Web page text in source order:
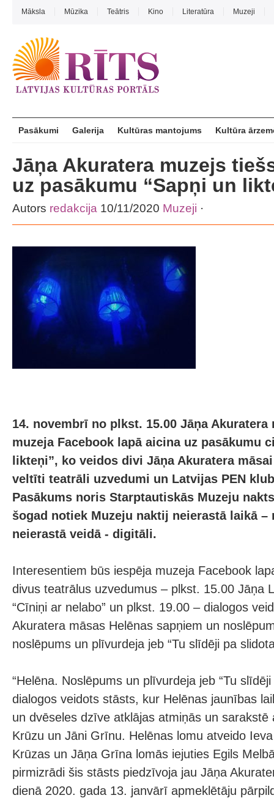
Māksla Mūzika Teātris Kino Literatūra Muzeji
Pasākumi Galerija Kultūras mantojums Kultūra
Jāņa Akuratera muzejs
uz pasākumu “Sapņi un
Autors redakcija 10/11/2020 Muzeji ·
14. novembrī no plkst. 15.00 Jāņa
muzeja Facebook lapā aicina uz pasākumu
likteņi”, ko veidos divi Jāņa Akuratera
veltīti teatrāli uzvedumi un Latvijas PEN
Pasākums noris Starptautiskās Muzeju
šogad notiek Muzeju naktij neierastā laikā –
neierastā veidā - digitāli.
Interesentiem būs iespēja muzeja Facebook
divus teatrālus uzvedumus – plkst. 15.00 Jāņa
“Cīniņi ar nelabo” un plkst. 19.00 – dialogos
Akuratera māsas Helēnas sapņiem un
noslēpums un plīvurdeja jeb “Tu slīdēji pa
“Helēna. Noslēpums un plīvurdeja jeb “Tu slīdēji
dialogos veidots stāsts, kur Helēnas jaunības
un dvēseles dzīve atklājas atmiņās un sarakstē
Krūzu un Jāni Grīnu. Helēnas lomu atveido
Krūzas un Jāņa Grīna lomās iejuties Egils
pirmizrādi šis stāsts piedzīvoja jau Jāņa
dienā 2020. gada 13. janvārī apmeklētāju